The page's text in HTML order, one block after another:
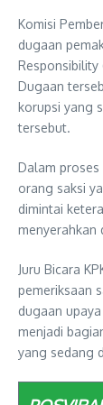
Komisi
dugaan
Responsibility
Dugaan
korupsi yang
tersebut.
Dalam proses
orang saksi
dimintai
menyerahkan
Juru Bicara
pemeriksaan
dugaan
menjadi
yang sedang